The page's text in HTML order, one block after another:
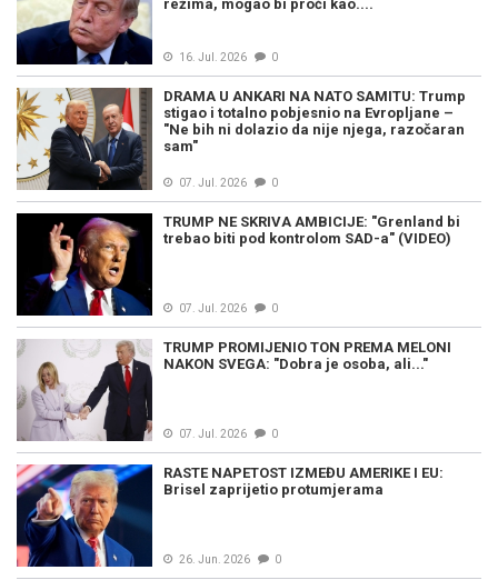
režima, mogao bi proći kao....
16. Jul. 2026 0
DRAMA U ANKARI NA NATO SAMITU: Trump
stigao i totalno pobjesnio na Evropljane –
"Ne bih ni dolazio da nije njega, razočaran
sam"
07. Jul. 2026 0
TRUMP NE SKRIVA AMBICIJE: "Grenland bi
trebao biti pod kontrolom SAD-a" (VIDEO)
07. Jul. 2026 0
TRUMP PROMIJENIO TON PREMA MELONI
NAKON SVEGA: "Dobra je osoba, ali..."
07. Jul. 2026 0
RASTE NAPETOST IZMEĐU AMERIKE I EU:
Brisel zaprijetio protumjerama
26. Jun. 2026 0